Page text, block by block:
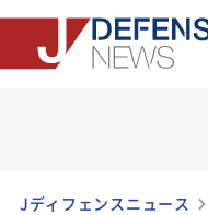
Jディフェンスニュース